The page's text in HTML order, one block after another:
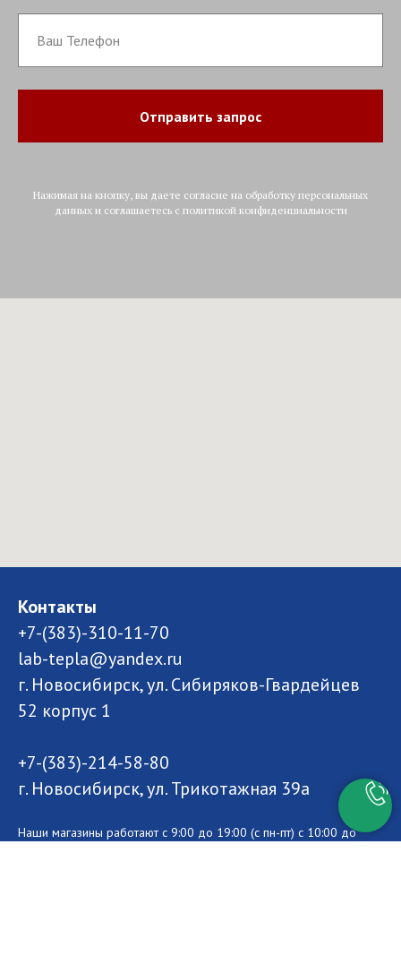
Отправить запрос
Нажимая на кнопку, вы даете согласие на обработку персональных
данных и соглашаетесь c политикой конфиденциальности
Контакты
+7-(383)-310-11-70
lab-tepla@yandex.ru
г. Новосибирск, ул. Сибиряков-Гвардейцев
52 корпус 1
+7-(383)-214-58-80
г. Новосибирск, ул. Трикотажная 39а
Наши магазины работают с 9:00 до 19:00 (с пн-пт) с 10:00 до